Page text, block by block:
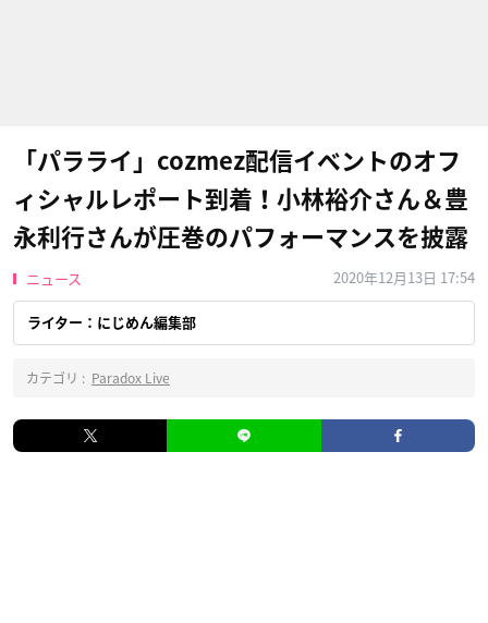
「パラライ」cozmez配信イベントのオフ
ィシャルレポート到着！小林裕介さん＆豊
永利行さんが圧巻のパフォーマンスを披露
ニュース 2020年12月13日 17:54
ライター：にじめん編集部
カテゴリ : Paradox Live